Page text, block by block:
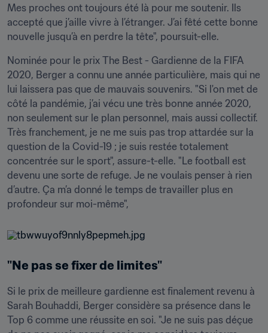
Mes proches ont toujours été là pour me soutenir. Ils
accepté que j’aille vivre à l’étranger. J’ai fêté cette bonne
nouvelle jusqu’à en perdre la tête", poursuit-elle.
Nominée pour le prix The Best - Gardienne de la FIFA
2020, Berger a connu une année particulière, mais qui ne
lui laissera pas que de mauvais souvenirs. "Si l'on met de
côté la pandémie, j’ai vécu une très bonne année 2020,
non seulement sur le plan personnel, mais aussi collectif.
Très franchement, je ne me suis pas trop attardée sur la
question de la Covid-19 ; je suis restée totalement
concentrée sur le sport", assure-t-elle. "Le football est
devenu une sorte de refuge. Je ne voulais penser à rien
d’autre. Ça m’a donné le temps de travailler plus en
profondeur sur moi-même",
"Ne pas se fixer de limites"
Si le prix de meilleure gardienne est finalement revenu à
Sarah Bouhaddi, Berger considère sa présence dans le
Top 6 comme une réussite en soi. "Je ne suis pas déçue